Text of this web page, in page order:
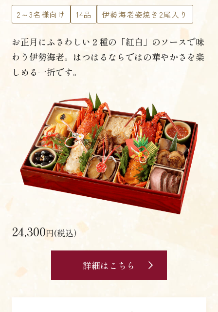
2～3名様向け 14品 伊勢海老姿焼き2尾入り
お正月にふさわしい ２種の「紅白」のソースで味
わう伊勢海老。 はつはるならではの華やかさを楽
しめる一折です。
24,300円(税込）
詳細はこちら